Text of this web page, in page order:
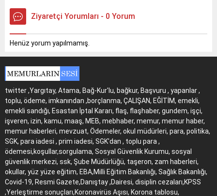
Ziyaretçi Yorumları - 0 Yorum
Henüz yorum yapılmamış.
twitter ,Yargıtay, Atama, Bağ-Kur'lu, bağkur, Başvuru , yapanlar ,
toplu, ödeme, imkanından ,borçlanma, ÇALIŞAN, EĞİTİM, emekli,
emekli sandığı, Esastan İptal Kararı, flaş, flaşhaber, gundem, işçi,
işveren, izin, kamu, maaş, MEB, mebhaber, memur, memur haber,
memur haberleri, mevzuat, Ödemeler, okul müdürleri, para, politika,
SGK, para iadesi , prim iadesi, SGK'dan , toplu para ,
ödemesi,koşullar,sorgulama, Sosyal Güvenlik Kurumu, sosyal
güvenlik merkezi, ssk, Şube Müdürlüğü, taşeron, zam haberleri,
okullar, yüz yüze eğitim, EBA,Milli Eğitim Bakanlığı, Sağlık Bakanlığı,
Covid-19, Resmi Gazete,Danıştay ,Dairesi, disiplin cezaları,KPSS
,Yerleştirme sonuçları,Koronavirüs Aşısı, Korona tablosu,